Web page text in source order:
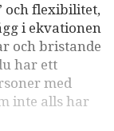
och flexibilitet,
i ekvationen
och bristande
har ett
med
inte alls har